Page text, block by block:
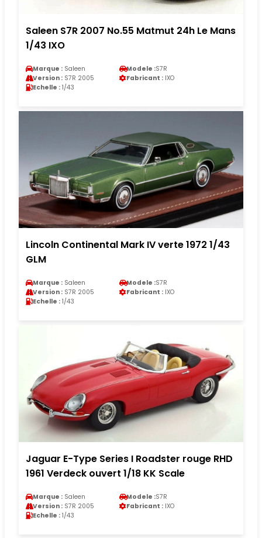
Saleen S7R 2007 No.55 Matmut 24h Le Mans
1/43 IXO
Marque : Saleen Modele :S7R
Version : S7R 2005 Fabricant : IXO
Echelle : 1/43
Lincoln Continental Mark IV verte 1972 1/43
GLM
Marque : Saleen Modele :S7R
Version : S7R 2005 Fabricant : IXO
Echelle : 1/43
Jaguar E-Type Series I Roadster rouge RHD
1961 Verdeck ouvert 1/18 KK Scale
Marque : Saleen Modele :S7R
Version : S7R 2005 Fabricant : IXO
Echelle : 1/43